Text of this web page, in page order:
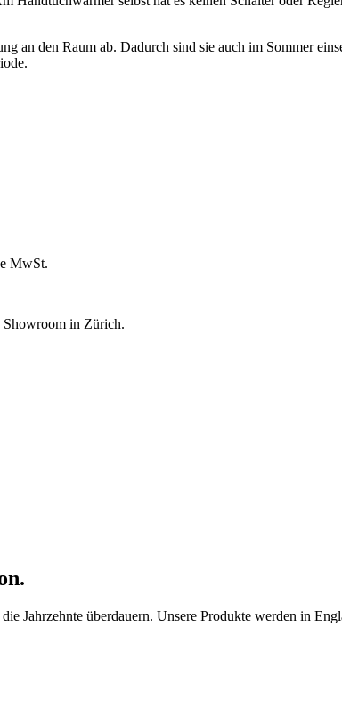
an den Raum ab. Dadurch sind sie auch im Sommer
MwSt.
Showroom in Zürich.
Jahrzehnte überdauern. Unsere Produkte werden in